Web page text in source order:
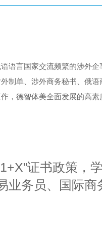
语言国家交流频繁的涉外企
制单、涉外商务秘书、俄语
，德智体美全面发展的高素
证书政策，
业务员、国际